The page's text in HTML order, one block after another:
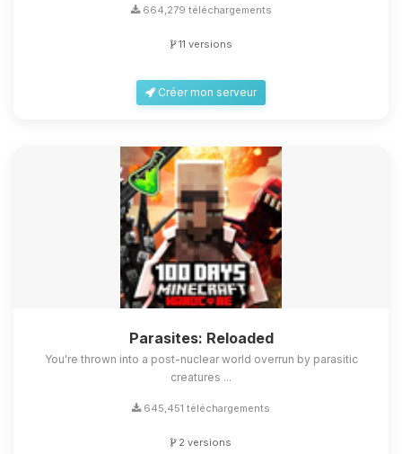
664,279 téléchargements
11 versions
Créer mon serveur
Parasites: Reloaded
You're thrown into a post-nuclear world overrun by parasitic
creatures ...
645,451 téléchargements
2 versions